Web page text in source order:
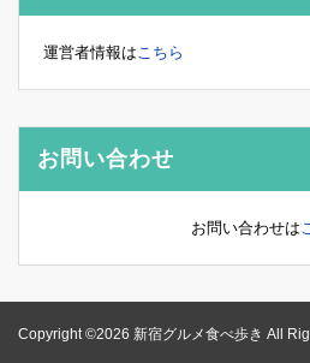
運営者情報は こちら
お問い合わせ
お問い合わせは
Copyright ©2026 新宿グルメ食べ歩き All